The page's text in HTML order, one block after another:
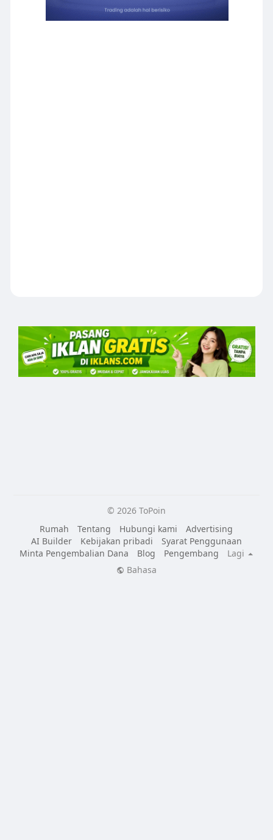
© 2026 ToPoin
Rumah
Tentang Hubungi kami
Advertising
AI Builder
Kebijakan pribadi
Syarat Penggunaan
Minta Pengembalian Dana
Blog Pengembang
Lagi
Bahasa